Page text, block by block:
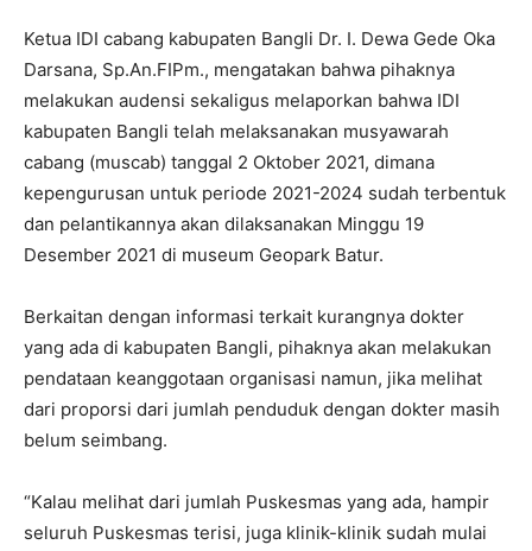
Ketua IDI cabang kabupaten Bangli Dr. I. Dewa Gede Oka
Darsana, Sp.An.FIPm., mengatakan bahwa pihaknya
melakukan audensi sekaligus melaporkan bahwa IDI
kabupaten Bangli telah melaksanakan musyawarah
cabang (muscab) tanggal 2 Oktober 2021, dimana
kepengurusan untuk periode 2021-2024 sudah terbentuk
dan pelantikannya akan dilaksanakan Minggu 19
Desember 2021 di museum Geopark Batur.
Berkaitan dengan informasi terkait kurangnya dokter
yang ada di kabupaten Bangli, pihaknya akan melakukan
pendataan keanggotaan organisasi namun, jika melihat
dari proporsi dari jumlah penduduk dengan dokter masih
belum seimbang.
“Kalau melihat dari jumlah Puskesmas yang ada, hampir
seluruh Puskesmas terisi, juga klinik-klinik sudah mulai